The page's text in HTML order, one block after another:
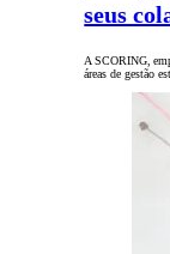
seus
A SCORING,
áreas de gestão